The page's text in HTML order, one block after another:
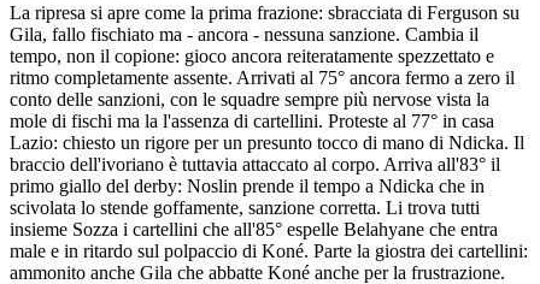
La ripresa si apre come la prima frazione: sbracciata di Ferguson su
Gila, fallo fischiato ma - ancora - nessuna sanzione. Cambia il
tempo, non il copione: gioco ancora reiteratamente spezzettato e
ritmo completamente assente. Arrivati al 75° ancora fermo a zero il
conto delle sanzioni, con le squadre sempre più nervose vista la
mole di fischi ma la l'assenza di cartellini. Proteste al 77° in casa
Lazio: chiesto un rigore per un presunto tocco di mano di Ndicka. Il
braccio dell'ivoriano è tuttavia attaccato al corpo. Arriva all'83° il
primo giallo del derby: Noslin prende il tempo a Ndicka che in
scivolata lo stende goffamente, sanzione corretta. Li trova tutti
insieme Sozza i cartellini che all'85° espelle Belahyane che entra
male e in ritardo sul polpaccio di Koné. Parte la giostra dei cartellini:
ammonito anche Gila che abbatte Koné anche per la frustrazione.